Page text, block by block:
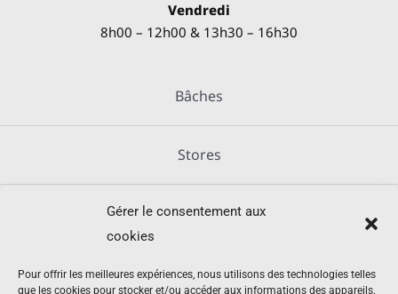
Gérer le consentement aux
cookies
Pour offrir les meilleures expériences, nous utilisons des technologies telles
que les cookies pour stocker et/ou accéder aux informations des appareils.
Vendredi
8h00 – 12h00 & 13h30 – 16h30
Bâches
Stores
Métallerie
Équipements agricoles